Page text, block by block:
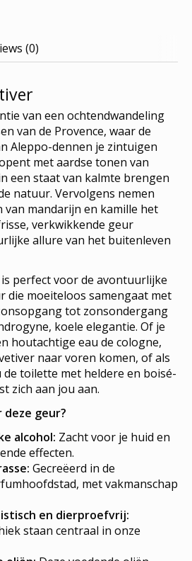
(0)
van een ochtendwandeling
van de Provence, waar de
Aleppo-dennen je zintuigen
met aardse tonen van
een staat van kalmte brengen
natuur. Vervolgens nemen
van mandarijn en kamille het
verkwikkende geur
allure van het buitenleven
is perfect voor de avontuurlijke
die moeiteloos samengaat met
tot zonsondergang
koele elegantie. Of je
houtachtige eau de cologne,
naar voren komen, of als
toilette met heldere en boisé-
zich aan jou aan.
deze geur?
alcohol: Zacht voor je huid en
effecten.
Gecreëerd in de
met vakmanschap
en dierproefvrij:
staan centraal in onze